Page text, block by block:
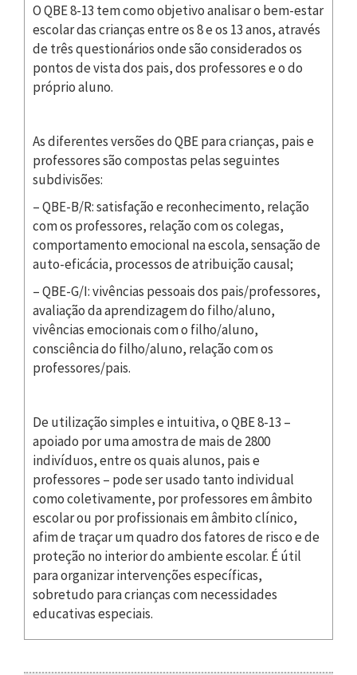
O QBE 8-13 tem como objetivo analisar o bem-estar
escolar das crianças entre os 8 e os 13 anos, através
de três questionários onde são considerados os
pontos de vista dos pais, dos professores e o do
próprio aluno.
As diferentes versões do QBE para crianças, pais e
professores são compostas pelas seguintes
subdivisões:
– QBE-B/R: satisfação e reconhecimento, relação
com os professores, relação com os colegas,
comportamento emocional na escola, sensação de
auto-eficácia, processos de atribuição causal;
– QBE-G/I: vivências pessoais dos pais/professores,
avaliação da aprendizagem do filho/aluno,
vivências emocionais com o filho/aluno,
consciência do filho/aluno, relação com os
professores/pais.
De utilização simples e intuitiva, o QBE 8-13 –
apoiado por uma amostra de mais de 2800
indivíduos, entre os quais alunos, pais e
professores – pode ser usado tanto individual
como coletivamente, por professores em âmbito
escolar ou por profissionais em âmbito clínico,
afim de traçar um quadro dos fatores de risco e de
proteção no interior do ambiente escolar. É útil
para organizar intervenções específicas,
sobretudo para crianças com necessidades
educativas especiais.